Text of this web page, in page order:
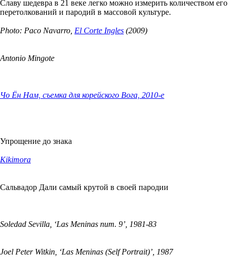
Славу шедевра в 21 веке легко можно измерить количеством его
перетолкований и пародий в массовой культуре.
Photo: Paco Navarro, El Corte Ingles (2009)
Antonio Mingote
Чо Ён Нам, съемка для корейского Вога, 2010-е
Упрощение до знака
Kikimora
Сальвадор Дали самый крутой в своей пародии
Soledad Sevilla, ‘Las Meninas num. 9’, 1981-83
Joel Peter Witkin, ‘Las Meninas (Self Portrait)’, 1987